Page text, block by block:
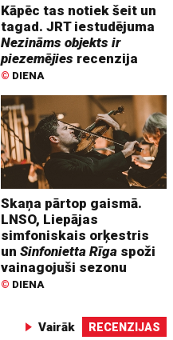
Kāpēc tas notiek šeit un
tagad. JRT iestudējuma
Nezināms objekts ir
piezemējies recenzija
© DIENA
Skaņa pārtop gaismā.
LNSO, Liepājas
simfoniskais orķestris
unSinfonietta Rīga spoži
vainagojuši sezonu
© DIENA
Vairāk RECENZIJAS